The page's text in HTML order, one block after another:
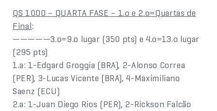
QS 1000 – QUARTA FASE – 1.o e 2.o=Quartas de
Final:
—————3.o=9.o lugar (350 pts) e 4.o=13.o lugar
(295 pts)
1.a: 1-Edgard Groggia (BRA), 2-Alonso Correa
(PER), 3-Lucas Vicente (BRA), 4-Maximiliano
Saenz (ECU)
2.a: 1-Juan Diego Rios (PER), 2-Rickson Falcão